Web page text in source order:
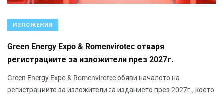
ИЗЛОЖЕНИЯ
Green Energy Expo & Romenvirotec отваря
регистрациите за изложители през 2027г.
Green Energy Expo & Romenvirotec обяви началото на
регистрациите за изложители за изданието през 2027г., което